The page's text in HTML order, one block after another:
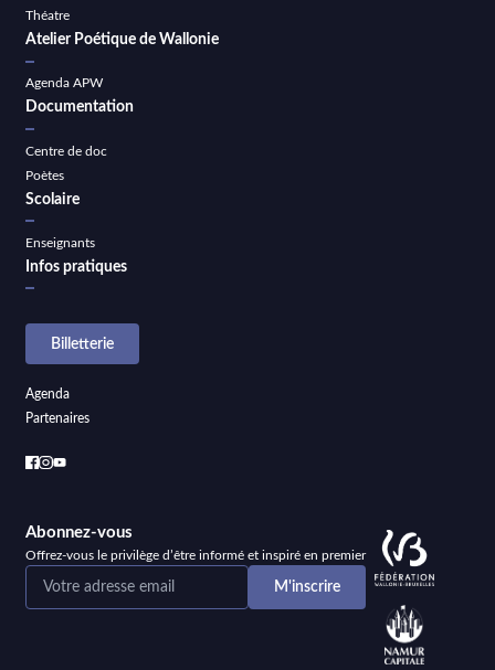
Théatre
Atelier Poétique de Wallonie
Agenda APW
Documentation
Centre de doc
Poètes
Scolaire
Enseignants
Infos pratiques
Billetterie
Agenda
Partenaires
Abonnez-vous
Offrez-vous le privilège d’être informé et inspiré en premier